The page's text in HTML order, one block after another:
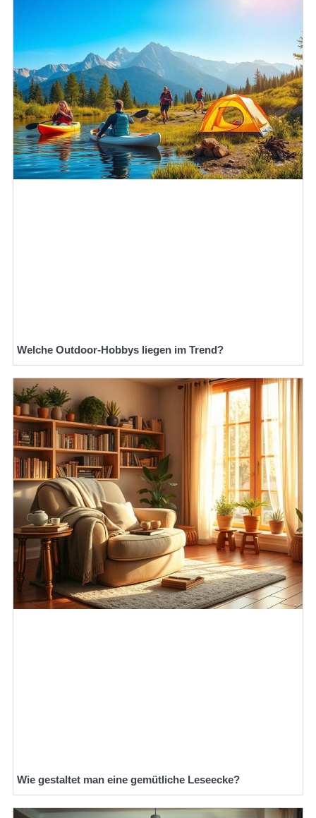
Welche Outdoor-Hobbys liegen im Trend?
Wie gestaltet man eine gemütliche Leseecke?